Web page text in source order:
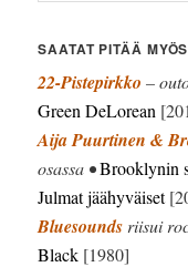
SAATAT PITÄÄ
22-Pistepirkko –
Green DeLorean
Aija Puurtinen &
osassa •Brooklynin
Julmat jäähyväiset
Bluesounds riisui
Black [1980]